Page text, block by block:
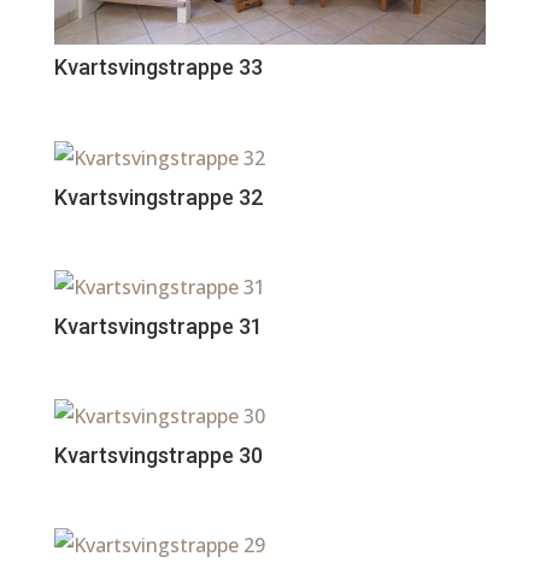
Kvartsvingstrappe 33
Kvartsvingstrappe 32
Kvartsvingstrappe 31
Kvartsvingstrappe 30